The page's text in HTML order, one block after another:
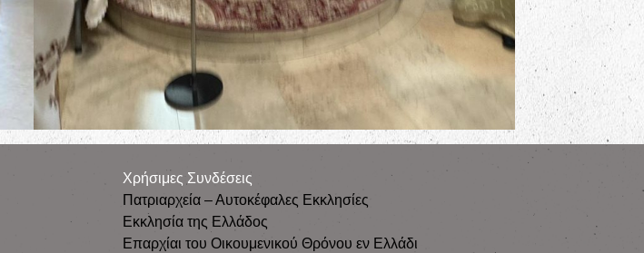
Χρήσιμες Συνδέσεις
Πατριαρχεία – Αυτοκέφαλες Εκκλησίες
Εκκλησία της Ελλάδος
Επαρχίαι του Οικουμενικού Θρόνου εν Ελλάδι